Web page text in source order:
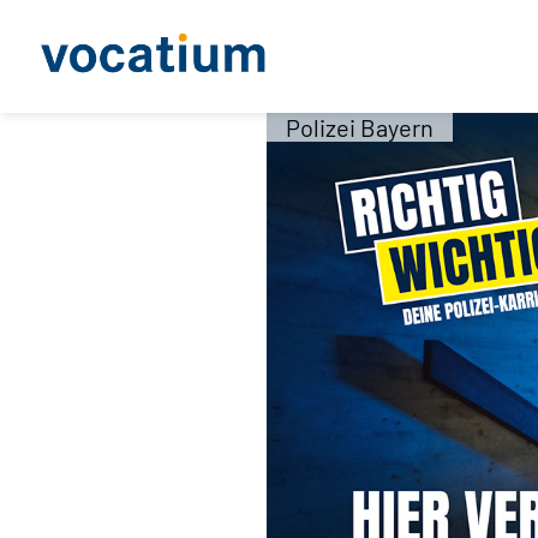
Polizei Bayern